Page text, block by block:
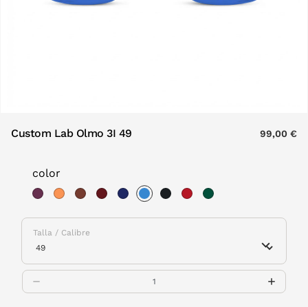
Custom Lab Olmo 3I 49 99,00 €
color
Talla / Calibre